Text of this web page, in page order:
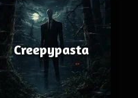
Creepypasta